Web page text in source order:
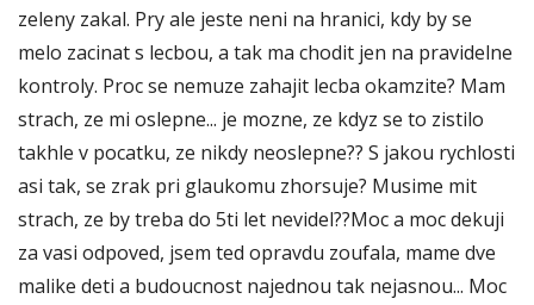
zeleny zakal. Pry ale jeste neni na hranici, kdy by se
melo zacinat s lecbou, a tak ma chodit jen na pravidelne
kontroly. Proc se nemuze zahajit lecba okamzite? Mam
strach, ze mi oslepne... je mozne, ze kdyz se to zistilo
takhle v pocatku, ze nikdy neoslepne?? S jakou rychlosti
asi tak, se zrak pri glaukomu zhorsuje? Musime mit
strach, ze by treba do 5ti let nevidel??Moc a moc dekuji
za vasi odpoved, jsem ted opravdu zoufala, mame dve
malike deti a budoucnost najednou tak nejasnou... Moc